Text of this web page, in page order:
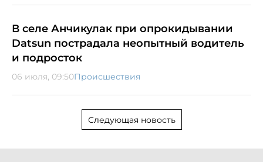
В селе Анчикулак при опрокидывании
Datsun пострадала неопытный водитель
и подросток
06 июля, 09:50Происшествия
Следующая новость